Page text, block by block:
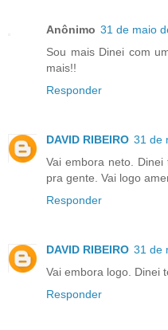
Anônimo 31 de maio
Sou mais Dinei com
mais!!
Responder
DAVID RIBEIRO 31 de
Vai embora neto.
pra gente. Vai logo
Responder
DAVID RIBEIRO 31 de
Vai embora logo. Dinei
Responder